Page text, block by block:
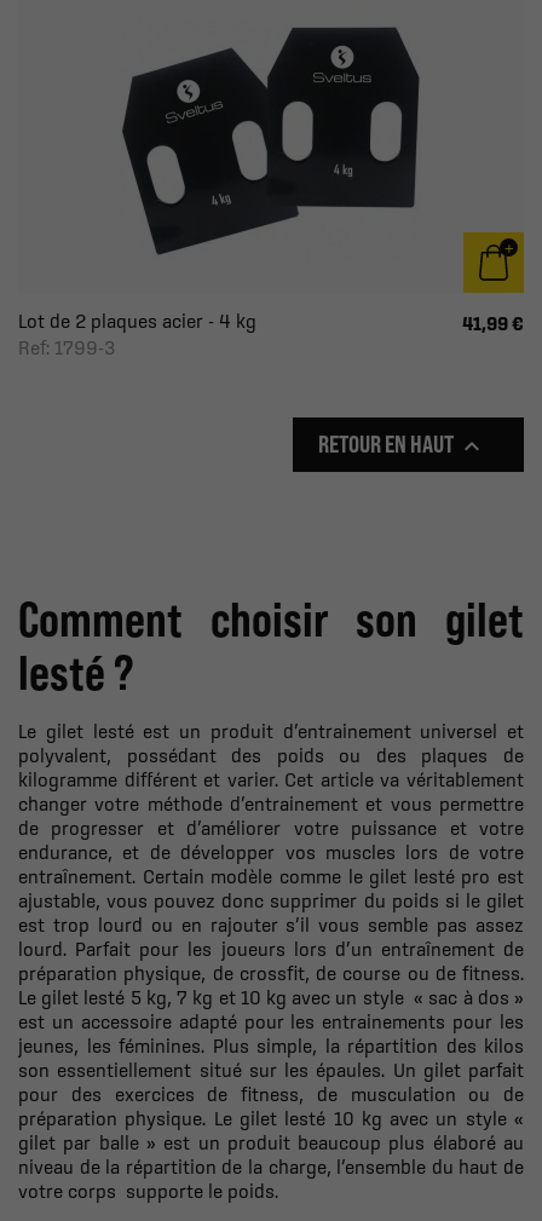
Lot de 2 plaques acier - 4 kg
Ref: 1799-3
41,99 €
RETOUR EN HAUT 
Comment choisir son gilet
lesté ?
Le gilet lesté est un produit d’entrainement universel et
polyvalent, possédant des poids ou des plaques de
kilogramme différent et varier. Cet article va véritablement
changer votre méthode d’entrainement et vous permettre
de progresser et d’améliorer votre puissance et votre
endurance, et de développer vos muscles lors de votre
entraînement. Certain modèle comme le gilet lesté pro est
ajustable, vous pouvez donc supprimer du poids si le gilet
est trop lourd ou en rajouter s’il vous semble pas assez
lourd. Parfait pour les joueurs lors d’un entraînement de
préparation physique, de crossfit, de course ou de fitness.
Le gilet lesté 5 kg, 7 kg et 10 kg avec un style « sac à dos »
est un accessoire adapté pour les entrainements pour les
jeunes, les féminines. Plus simple, la répartition des kilos
son essentiellement situé sur les épaules. Un gilet parfait
pour des exercices de fitness, de musculation ou de
préparation physique. Le gilet lesté 10 kg avec un style «
gilet par balle » est un produit beaucoup plus élaboré au
niveau de la répartition de la charge, l’ensemble du haut de
votre corps supporte le poids.